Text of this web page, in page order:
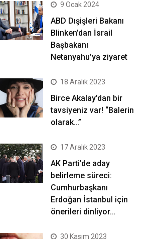
9 Ocak 2024
ABD Dışişleri Bakanı
Blinken’dan İsrail
Başbakanı
Netanyahu’ya ziyaret
18 Aralık 2023
Birce Akalay’dan bir
tavsiyeniz var! “Balerin
olarak…”
17 Aralık 2023
AK Parti’de aday
belirleme süreci:
Cumhurbaşkanı
Erdoğan İstanbul için
önerileri dinliyor…
30 Kasım 2023